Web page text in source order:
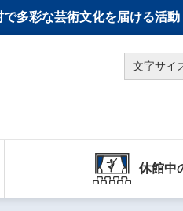
多彩な芸術文化を届ける活
文字サイ
休館中